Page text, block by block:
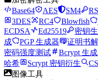
Base64
AES SM4
3DES
RC4 Blowfish
ECDSA
Ed25519 密钥
成
PGP 生成器 证明书
密码强度测试
Bcrypt 生
哈希
Scrypt 密钥衍生
图像工具